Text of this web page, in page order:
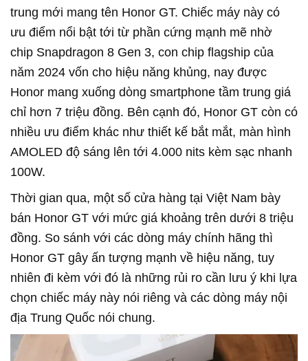
trung mới mang tên Honor GT. Chiếc máy này có
ưu điểm nổi bật tới từ phần cứng mạnh mẽ nhờ
chip Snapdragon 8 Gen 3, con chip flagship của
năm 2024 vốn cho hiệu năng khủng, nay được
Honor mang xuống dòng smartphone tầm trung giá
chỉ hơn 7 triệu đồng. Bên cạnh đó, Honor GT còn có
nhiều ưu điểm khác như thiết kế bắt mắt, màn hình
AMOLED độ sáng lên tới 4.000 nits kèm sạc nhanh
100W.
Thời gian qua, một số cửa hàng tại Việt Nam bày
bán Honor GT với mức giá khoảng trên dưới 8 triệu
đồng. So sánh với các dòng máy chính hãng thì
Honor GT gây ấn tượng mạnh về hiệu năng, tuy
nhiên đi kèm với đó là những rủi ro cần lưu ý khi lựa
chọn chiếc máy này nói riêng và các dòng máy nội
địa Trung Quốc nói chung.